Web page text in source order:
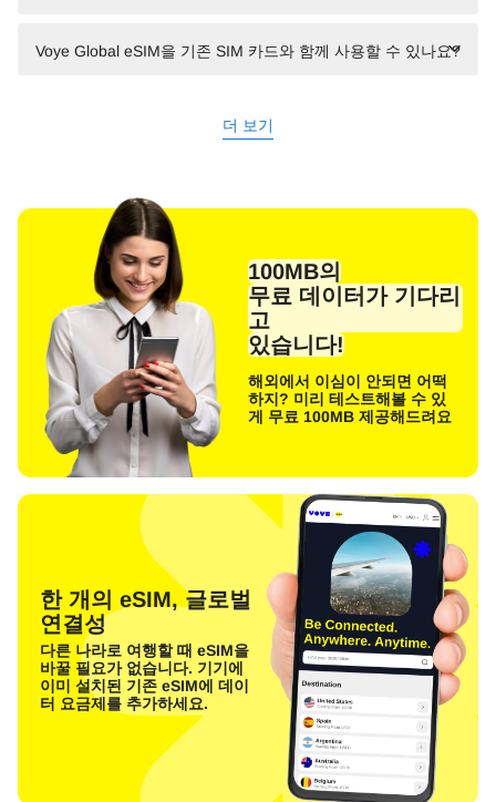
Voye Global eSIM을 기존 SIM 카드와 함께 사용할 수 있나요?
더 보기
100MB의
무료 데이터가 기다리
고
있습니다!
해외에서 이심이 안되면 어떡
하지? 미리 테스트해볼 수 있
게 무료 100MB 제공해드려요
한 개의 eSIM, 글로벌
연결성
다른 나라로 여행할 때 eSIM을
바꿀 필요가 없습니다. 기기에
이미 설치된 기존 eSIM에 데이
터 요금제를 추가하세요.